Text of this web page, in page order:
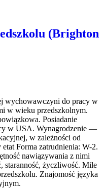
(Brighton
wychowawczyni do pracy w
w wieku przedszkolnym.
Posiadanie
w USA. Wynagrodzenie —
w zależności od
Forma zatrudnienia: W-2.
nawiązywania z nimi
staranność, życzliwość. Mile
Znajomość języka